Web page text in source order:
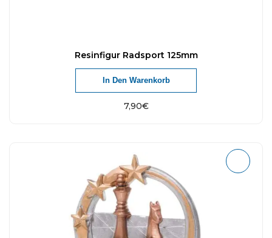
Resinfigur Radsport 125mm
7,90€
In Den Warenkorb